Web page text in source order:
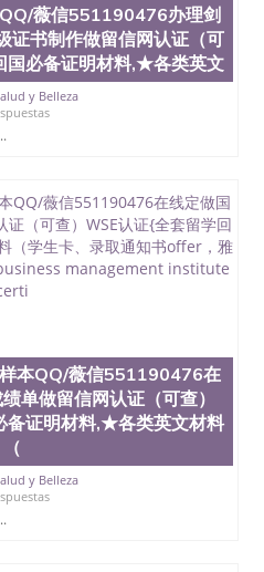
账转制作点做电子图；
认； 5、电子图确认好转成
拍照或者视频确认再付余
顺丰，国外DHL）。 三、
、教育部学历学位认证，
2、留学回国人员证明
实存档可查。 3、留信网
育学院、工程学院、健康
与科学学院、人文学院、
校的教育学院排名在全美
五名，且继续攀升中。纽
硕士及博士学位。学校的
工程、建筑设计、工商管
航天工程、土木工程、数
、心理学、戏剧、市场营
、物理学、人工智能、商
相关材料，确定客户办理
补充毕业证成绩单等相关
号，付定金； 4、预约递
薇信551190476办理剑
证书制作做留信网认证（可
国必备证明材料,★各类英文
y Belleza
本QQ/薇信551190476在
单做留信网认证（可查）
备证明材料,★各类英文材料
（
y Belleza